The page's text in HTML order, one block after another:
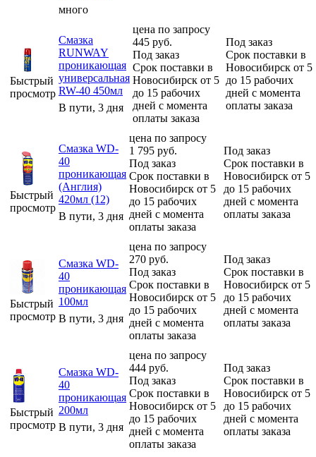
много
Быстрый
просмотр
Смазка
RUNWAY
проникающая
универсальная
RW-40 450мл
В пути, 3 дня
цена по запросу
445 руб.
Под заказ
Срок поставки в
Новосибирск от 5
до 15 рабочих
дней с момента
оплаты заказа
Под заказ
Срок поставки в
Новосибирск от 5
до 15 рабочих
дней с момента
оплаты заказа
Быстрый
просмотр
Смазка WD-
40
проникающая
(Англия)
420мл (12)
В пути, 3 дня
цена по запросу
1 795 руб.
Под заказ
Срок поставки в
Новосибирск от 5
до 15 рабочих
дней с момента
оплаты заказа
Под заказ
Срок поставки в
Новосибирск от 5
до 15 рабочих
дней с момента
оплаты заказа
Быстрый
просмотр
Смазка WD-
40
проникающая
100мл
В пути, 3 дня
цена по запросу
270 руб.
Под заказ
Срок поставки в
Новосибирск от 5
до 15 рабочих
дней с момента
оплаты заказа
Под заказ
Срок поставки в
Новосибирск от 5
до 15 рабочих
дней с момента
оплаты заказа
Быстрый
просмотр
Смазка WD-
40
проникающая
200мл
В пути, 3 дня
цена по запросу
444 руб.
Под заказ
Срок поставки в
Новосибирск от 5
до 15 рабочих
дней с момента
оплаты заказа
Под заказ
Срок поставки в
Новосибирск от 5
до 15 рабочих
дней с момента
оплаты заказа